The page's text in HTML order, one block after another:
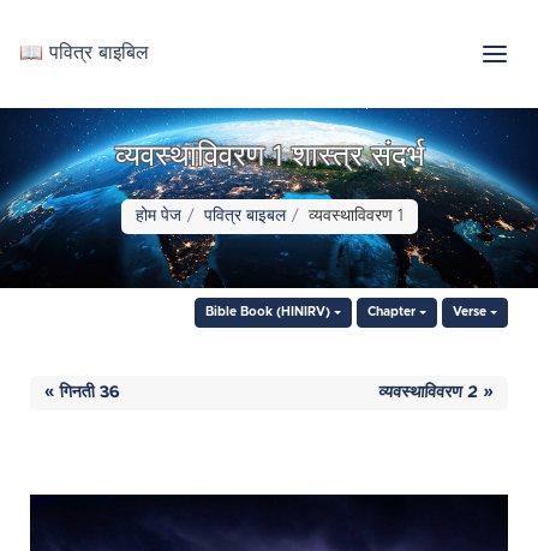
📖 पवित्र बाइबिल
व्यवस्थाविवरण 1 शास्त्र संदर्भ
होम पेज पवित्र बाइबल व्यवस्थाविवरण 1
Bible Book (HINIRV) Chapter Verse
« गिनती 36 व्यवस्थाविवरण 2 »